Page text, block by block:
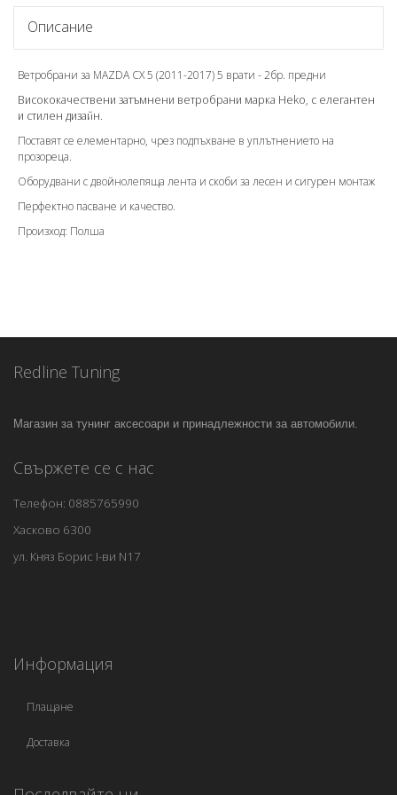
Описание
Ветробрани за MAZDA CX 5 (2011-2017) 5 врати - 2бр. предни
Висококачествени затъмнени ветробрани марка Heko, с елегантен
и стилен дизайн.
Поставят се елементарно, чрез подпъхване в уплътнението на
прозореца.
Оборудвани с двойнолепяща лента и скоби за лесен и сигурен монтаж
Перфектно пасване и качество.
Произход: Полша
Redline Tuning
Магазин за тунинг аксесоари и принадлежности за автомобили.
Свържете се с нас
Телефон: 0885765990
Хасково 6300
ул. Княз Борис I-ви N17
Информация
Плащане
Доставка